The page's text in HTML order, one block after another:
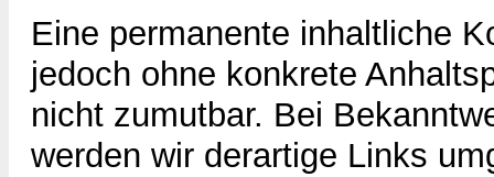
Eine permanente inhaltliche
jedoch ohne konkrete
nicht zumutbar. Bei
werden wir derartige Links